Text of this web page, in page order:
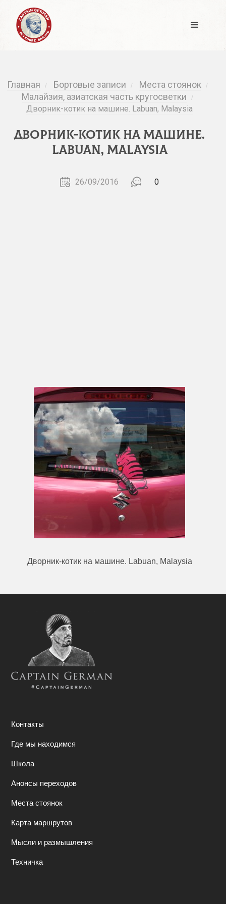
Главная / Бортовые записи / Места стоянок /
Малайзия, азиатская часть кругосветки /
Дворник-котик на машине. Labuan, Malaysia
Дворник-котик на машине.
Labuan, Malaysia
26/09/2016 0
Дворник-котик на машине. Labuan, Malaysia
Контакты
Где мы находимся
Школа
Анонсы переходов
Места стоянок
Карта маршрутов
Мысли и размышления
Техничка